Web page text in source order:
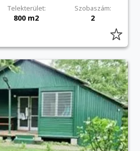
Telekterület: Szobaszám:
800 m2 2